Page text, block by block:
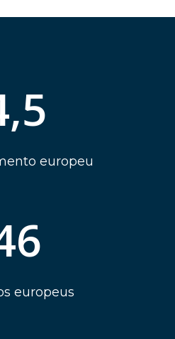
europeu
europeus